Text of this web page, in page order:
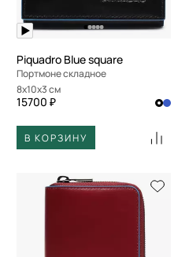
Piquadro Blue square
Портмоне складное
8x10x3 см
15700 ₽
В КОРЗИНУ